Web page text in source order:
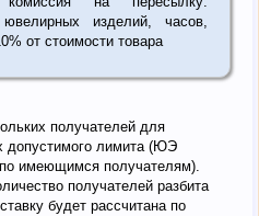
ювелирных изделий, часов,
от стоимости товара
получателей для
допустимого лимита (ЮЭ
имеющимся получателям).
получателей разбита
будет рассчитана по